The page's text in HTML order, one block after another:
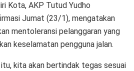
Kota, AKP Tutud Yudho
Jumat (23/1), mengatakan
mentoleransi pelanggaran yang
keselamatan pengguna jalan.
itu, kita akan bertindak tegas sesuai